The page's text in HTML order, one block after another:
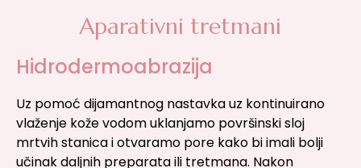
Aparativni tretmani
Hidrodermoabrazija
Uz pomoć dijamantnog nastavka uz kontinuirano
vlaženje kože vodom uklanjamo površinski sloj
mrtvih stanica i otvaramo pore kako bi imali bolji
učinak daljnih preparata ili tretmana. Nakon